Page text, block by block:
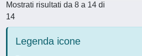
Mostrati risultati da 8 a 14 di
14
Legenda icone